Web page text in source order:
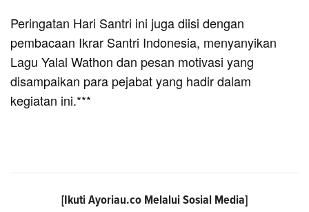
Peringatan Hari Santri ini juga diisi dengan
pembacaan Ikrar Santri Indonesia, menyanyikan
Lagu Yalal Wathon dan pesan motivasi yang
disampaikan para pejabat yang hadir dalam
kegiatan ini.***
[Ikuti Ayoriau.co Melalui Sosial Media]